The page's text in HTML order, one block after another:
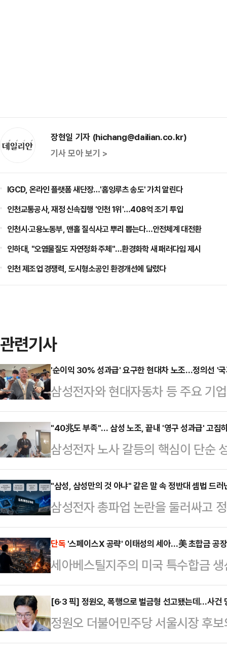
장현일 기자 (hichang@dailian.co.kr)
기사 모아 보기 >
IGCD, 온라인 플랫폼 새단장…'홈잉루츠 송도' 가치 알린다
인천교통공사, 재정 신속집행 '인천 1위'…408억 조기 투입
인천시·고용노동부, 맨홀 질식사고 뿌리 뽑는다…안전체계 대전환
인하대, "오염물질도 자연정화 주체"…환경화학 새 패러다임 제시
인천 제조업 경쟁력, 도시형소공인 환경개선에 달렸다
관련기사
'순이익 30% 성과급' 요구한 현대차 노조…정의선 '
삼성전자와 현대자동차 등 주요 기
갈등이 확산하는 가운데 정의선 현
사와 주주, 국가 발전을 함께 고려
날 열리는 현대차그룹 양재사옥 로
홀'에 앞서 현대차그룹 양재사옥에
갈등과 관련한 대응 방향을 묻는 질
회사가 발전할 수 있고 주주들도 중
러 가지를 고려해서 판…
"40兆도 부족"… 삼성 노조, 끝내 '영구 성과급' 고집
삼성전자 노사 갈등의 핵심이 단순
조'로 옮겨가고 있다. 중앙노동위
실상 40조원에 달하는 특별보상 가
노조는 "제도화 없이는 의미 없다"
따르면 삼성전자 사측은 이날 노조
회사 측은 "중노위 사후조정 과정
대화를 요청했다. 앞서 중노위도 이
를 공식 요…
"삼성, 삼성만의 것 아냐" 같은 말 속 정반대 셈법 드러
삼성전자 총파업 논란을 둘러싸고
고 있다. 흥미로운 점은 정부 인사
부만의 문제가 아니다"라는 인식을
고 있다는 점이다.한쪽에서는 "국
야 한다"고 말하는 반면, 다른 한쪽
해야 한다"고 주장한다. AI 반도체
자체가 달라지고 있다는 분석이 나
삼성 총파업 …
단독 '스페이스X 공략' 이태성의 세아…美 초합금 공
세아베스틸지주의 미국 특수합금
(SST)가 텍사스 공장 하반기 가동
수했다. 세아그룹이 스페이스X 등
진해온 미국 특수합금 사업이 건설
들어섰다는 분석이 나온다.세아그
[6·3 픽] 정원오, 폭행으로 벌금형 선고됐는데…사건
정원오 더불어민주당 서울시장 후
로 치달으면서 파장을 일으키고 있